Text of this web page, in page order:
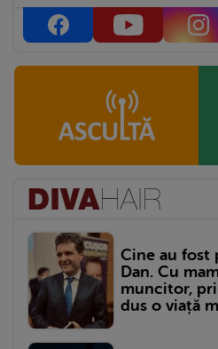
Cine au fost
Dan. Cu
muncitor,
dus o viață